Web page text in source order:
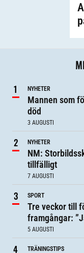
NYHETER
Mannen som
död
3 AUGUSTI
NYHETER
NM:
tillfälligt
7 AUGUSTI
SPORT
Tre veckor till
framgångar:
5 AUGUSTI
TRÄNINGSTIPS